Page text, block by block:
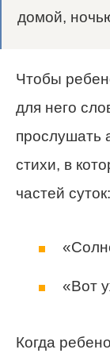
домой,
Чтобы
для него
прослушать
стихи, в
частей суток:
«Вот
Когда